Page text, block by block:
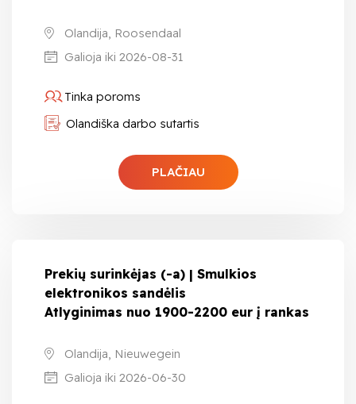
Olandija, Roosendaal
Galioja iki 2026-08-31
Tinka poroms
Olandiška darbo sutartis
PLAČIAU
Prekių surinkėjas (-a) | Smulkios
elektronikos sandėlis
Atlyginimas nuo 1900-2200 eur į rankas
Olandija, Nieuwegein
Galioja iki 2026-06-30